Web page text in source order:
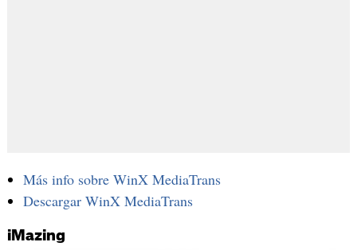
Más info sobre WinX MediaTrans
Descargar WinX MediaTrans
iMazing